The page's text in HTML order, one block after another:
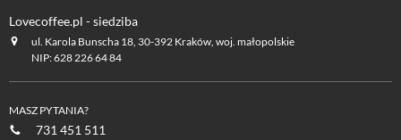
Lovecoffee.pl - siedziba
ul. Karola Bunscha 18, 30-392 Kraków, woj. małopolskie
NIP: 628 226 64 84
MASZ PYTANIA?
731 451 511